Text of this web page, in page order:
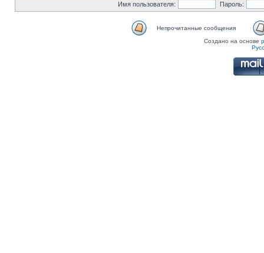
Имя пользователя: Пароль:
Непрочитанные сообщения
Создано на основе